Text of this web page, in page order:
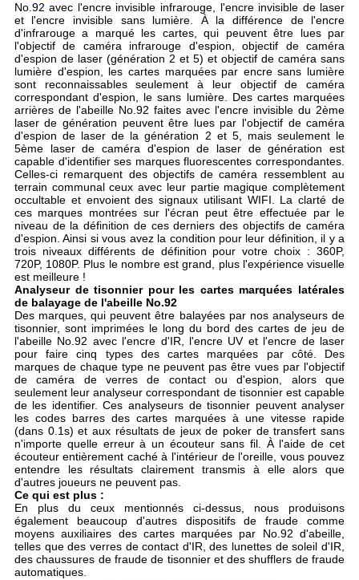
No.92 avec l'encre invisible infrarouge, l'encre invisible de laser
et l'encre invisible sans lumière. À la différence de l'encre
d'infrarouge a marqué les cartes, qui peuvent être lues par
l'objectif de caméra infrarouge d'espion, objectif de caméra
d'espion de laser (génération 2 et 5) et objectif de caméra sans
lumière d'espion, les cartes marquées par encre sans lumière
sont reconnaissables seulement à leur objectif de caméra
correspondant d'espion, le sans lumière. Des cartes marquées
arrières de l'abeille No.92 faites avec l'encre invisible du 2ème
laser de génération peuvent être lues par l'objectif de caméra
d'espion de laser de la génération 2 et 5, mais seulement le
5ème laser de caméra d'espion de laser de génération est
capable d'identifier ses marques fluorescentes correspondantes.
Celles-ci remarquent des objectifs de caméra ressemblent au
terrain communal ceux avec leur partie magique complètement
occultable et envoient des signaux utilisant WIFI. La clarté de
ces marques montrées sur l'écran peut être effectuée par le
niveau de la définition de ces derniers des objectifs de caméra
d'espion. Ainsi si vous avez la condition pour leur définition, il y a
trois niveaux différents de définition pour votre choix : 360P,
720P, 1080P. Plus le nombre est grand, plus l'expérience visuelle
est meilleure !
Analyseur de tisonnier pour les cartes marquées latérales
de balayage de l'abeille No.92
Des marques, qui peuvent être balayées par nos analyseurs de
tisonnier, sont imprimées le long du bord des cartes de jeu de
l'abeille No.92 avec l'encre d'IR, l'encre UV et l'encre de laser
pour faire cinq types des cartes marquées par côté. Des
marques de chaque type ne peuvent pas être vues par l'objectif
de caméra de verres de contact ou d'espion, alors que
seulement leur analyseur correspondant de tisonnier est capable
de les identifier. Ces analyseurs de tisonnier peuvent analyser
les codes barres des cartes marquées à une vitesse rapide
(dans 0.1s) et aux résultats de jeux de poker de transfert sans
n'importe quelle erreur à un écouteur sans fil. À l'aide de cet
écouteur entièrement caché à l'intérieur de l'oreille, vous pouvez
entendre les résultats clairement transmis à elle alors que
d'autres joueurs ne peuvent pas.
Ce qui est plus :
En plus du ceux mentionnés ci-dessus, nous produisons
également beaucoup d'autres dispositifs de fraude comme
moyens auxiliaires des cartes marquées par No.92 d'abeille,
telles que des verres de contact d'IR, des lunettes de soleil d'IR,
des chaussures de fraude de tisonnier et des shufflers de fraude
automatiques.